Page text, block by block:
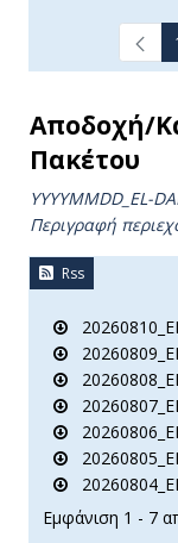
Αποδοχή/
Πακέτου
YYYYMMDD_EL-
Περιγραφή
Rss
Εμφάνιση 1 - 7